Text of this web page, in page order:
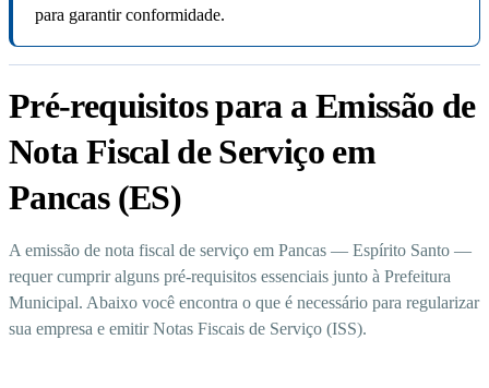
para garantir conformidade.
Pré-requisitos para a Emissão de
Nota Fiscal de Serviço em
Pancas (ES)
A emissão de nota fiscal de serviço em Pancas — Espírito Santo —
requer cumprir alguns pré-requisitos essenciais junto à Prefeitura
Municipal. Abaixo você encontra o que é necessário para regularizar
sua empresa e emitir Notas Fiscais de Serviço (ISS).